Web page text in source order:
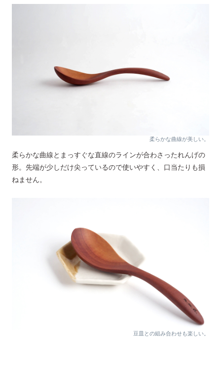
柔らかな曲線が美しい。
柔らかな曲線とまっすぐな直線のラインが合わさったれんげの
形。先端が少しだけ尖っているので使いやすく、口当たりも損
ねません。
豆皿との組み合わせも楽しい。